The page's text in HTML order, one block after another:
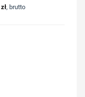
zł, brutto